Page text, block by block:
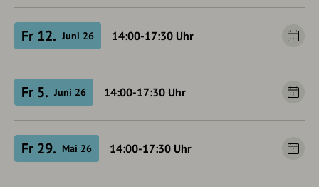
Fr 12. Juni 26 14:00-17:30 Uhr
Fr 5. Juni 26 14:00-17:30 Uhr
Fr 29. Mai 26 14:00-17:30 Uhr